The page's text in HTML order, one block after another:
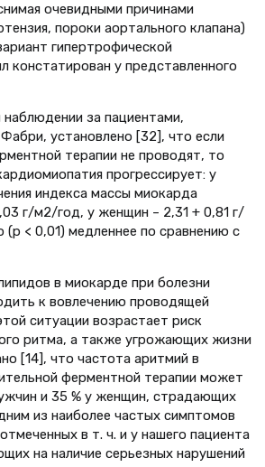
очевидными причинами
пороки аортального клапана)
гипертрофической
констатирован у представленного
за пациентами,
установлено [32], что если
терапии не проводят, то
прогрессирует: у
индекса массы миокарда
г/м2/год, у женщин – 2,31 + 0,81 г/
< 0,01) медленнее по сравнению с
в миокарде при болезни
к вовлечению проводящей
ситуации возрастает риск
ритма, а также угрожающих жизни
[14], что частота аритмий в
ферментной терапии может
и 35 % у женщин, страдающих
из наиболее частых симптомов
в т. ч. и у нашего пациента
на наличие серьезных нарушений